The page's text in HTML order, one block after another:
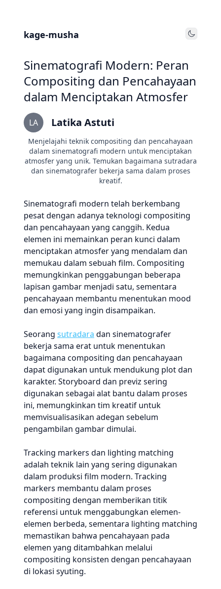
kage-musha Toggle
Sinematografi Modern: Peran
Compositing dan Pencahayaan
dalam Menciptakan Atmosfer
LA Latika Astuti
Menjelajahi teknik compositing dan pencahayaan
dalam sinematografi modern untuk menciptakan
atmosfer yang unik. Temukan bagaimana sutradara
dan sinematografer bekerja sama dalam proses
kreatif.
Sinematografi modern telah berkembang
pesat dengan adanya teknologi compositing
dan pencahayaan yang canggih. Kedua
elemen ini memainkan peran kunci dalam
menciptakan atmosfer yang mendalam dan
memukau dalam sebuah film. Compositing
memungkinkan penggabungan beberapa
lapisan gambar menjadi satu, sementara
pencahayaan membantu menentukan mood
dan emosi yang ingin disampaikan.
Seorang sutradara dan sinematografer
bekerja sama erat untuk menentukan
bagaimana compositing dan pencahayaan
dapat digunakan untuk mendukung plot dan
karakter. Storyboard dan previz sering
digunakan sebagai alat bantu dalam proses
ini, memungkinkan tim kreatif untuk
memvisualisasikan adegan sebelum
pengambilan gambar dimulai.
Tracking markers dan lighting matching
adalah teknik lain yang sering digunakan
dalam produksi film modern. Tracking
markers membantu dalam proses
compositing dengan memberikan titik
referensi untuk menggabungkan elemen-
elemen berbeda, sementara lighting matching
memastikan bahwa pencahayaan pada
elemen yang ditambahkan melalui
compositing konsisten dengan pencahayaan
di lokasi syuting.